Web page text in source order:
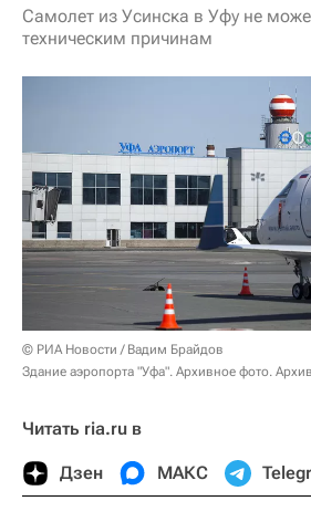
Самолет из Усинска в Уфу не
техническим причинам
© РИА Новости / Вадим Брайдов
Здание аэропорта "Уфа". Архивное фото.
Читать ria.ru в
Дзен МАКС